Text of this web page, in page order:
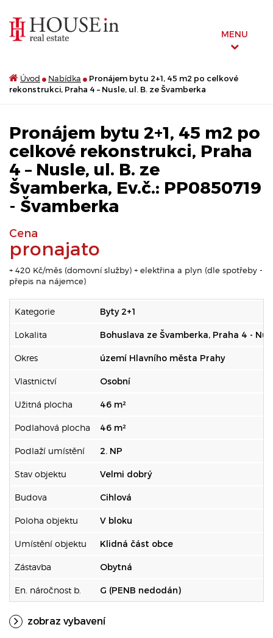
MENU
Úvod Nabídka
Pronájem bytu 2+1, 45 m2 po celkové
rekonstrukci, Praha 4 – Nusle, ul. B. ze Švamberka
Pronájem bytu 2+1, 45 m2 po
celkové rekonstrukci, Praha
4 – Nusle, ul. B. ze
Švamberka, Ev.č.: PP0850719
- Švamberka
Cena
pronajato
+ 420 Kč/měs (domovní služby) + elektřina a plyn (dle spotřeby -
přepis na nájemce)
Kategorie Byty 2+1
Lokalita Bohuslava ze Švamberka, Praha 4 -
Okres území Hlavního města Prahy
Vlastnictví Osobní
Užitná plocha 46 m²
Podlahová plocha 46 m²
Podlaží umístění 2. NP
Stav objektu Velmi dobrý
Budova Cihlová
Poloha objektu V bloku
Umístění objektu Klidná část obce
Zástavba Obytná
En. náročnost b. G (PENB nedodán)
zobraz vybavení